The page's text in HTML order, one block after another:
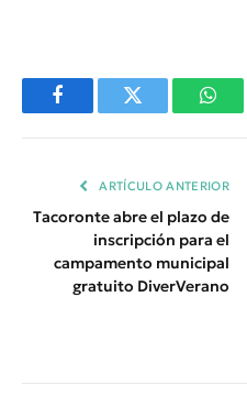
FacebookTwitter
ARTÍCULO ANTERIOR
Tacoronte abre el plazo de
inscripción para el
campamento municipal
gratuito DiverVerano